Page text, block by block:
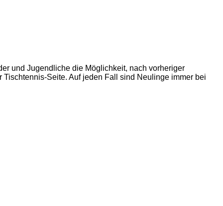
und Jugendliche die Möglichkeit, nach vorheriger
Seite. Auf jeden Fall sind Neulinge immer bei